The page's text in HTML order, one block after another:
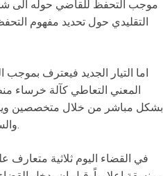
موجب التحفظ للقاضي حوله الى
التقليدي حول تحديد مفهوم
اما التيار الجديد فيعترف
المعني التعاطي كآلة خرساء
بشكل مباشر من خلال متخصصين
والسرعة والخبر الصحيح لا ان يكتفي بسياسة البيانات التي تزيد الغموض غموضاً.
في القضاء اليوم ثلاثية